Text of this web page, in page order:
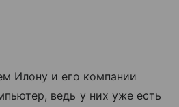
Илону и его компании
ведь у них уже есть